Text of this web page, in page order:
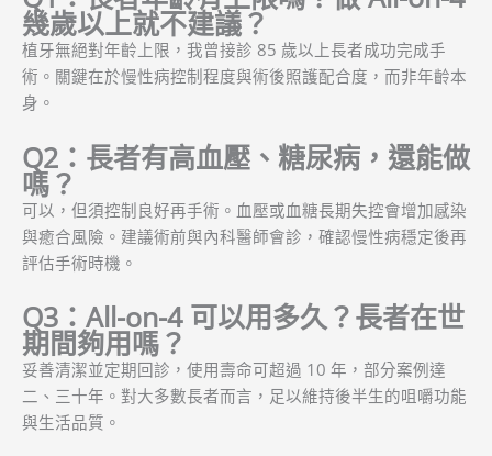
幾歲以上就不建議？
植牙無絕對年齡上限，我曾接診 85 歲以上長者成功完成手
術。關鍵在於慢性病控制程度與術後照護配合度，而非年齡本
身。
Q2：長者有高血壓、糖尿病，還能做
嗎？
可以，但須控制良好再手術。血壓或血糖長期失控會增加感染
與癒合風險。建議術前與內科醫師會診，確認慢性病穩定後再
評估手術時機。
Q3：All-on-4 可以用多久？長者在世
期間夠用嗎？
妥善清潔並定期回診，使用壽命可超過 10 年，部分案例達
二、三十年。對大多數長者而言，足以維持後半生的咀嚼功能
與生活品質。